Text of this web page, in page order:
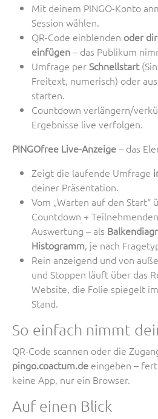
Mit deinem PINGO-Konto
Session wählen.
QR-Code einblenden oder
einfügen– das Publikum
Umfrage perSchnellstart
Freitext, numerisch) oder
starten.
Countdown verlängern/
Ergebnisse live verfolgen.
PINGOfree Live-Anzeige– das
Zeigt die laufende Umfrage
deiner Präsentation.
Vom „Warten auf den Start“
Countdown +
Auswertung – als
Histogramm, je nach
Rein anzeigend und von
und Stoppen läuft über das
Website, die Folie spiegelt
Stand.
So einfach nimmt
QR-Code scannen oder die
pingo.coactum.de eingeben –
keine App, nur ein Browser.
Auf einen Blick